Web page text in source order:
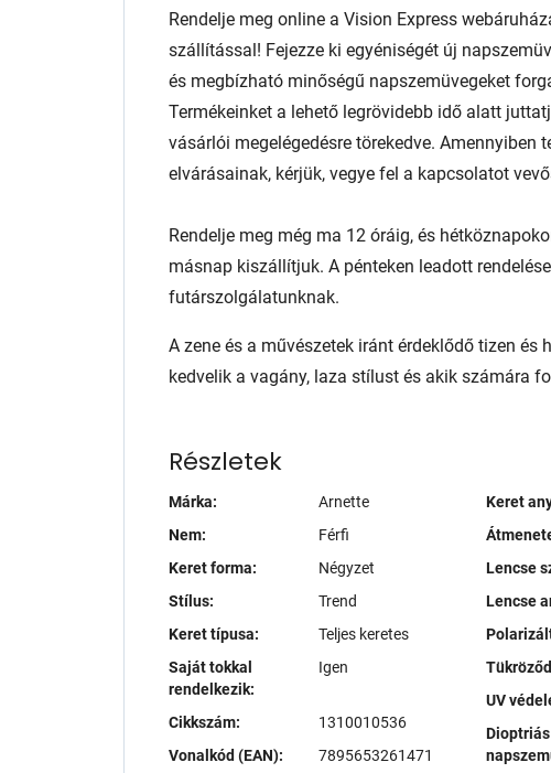
Rendelje meg online a Vision Express
szállítással! Fejezze ki egyéniségét új
és megbízható minőségű napszemüvegeket
Termékeinket a lehető legrövidebb idő alatt
vásárlói megelégedésre törekedve. Amennyiben
elvárásainak, kérjük, vegye fel a kapcsolatot
Rendelje meg még ma 12 óráig, és
másnap kiszállítjuk. A pénteken leadott
futárszolgálatunknak.
A zene és a művészetek iránt érdeklődő tizen és
kedvelik a vagány, laza stílust és akik számára
Részletek
Márka:
Arnette
Nem:
Férfi
Keret forma:
Négyzet
Stílus:
Trend
Keret típusa:
Teljes keretes
Saját tokkal
rendelkezik:
Igen
Cikkszám:
1310010536
Vonalkód (EAN):
7895653261471
Keret
Lencse
Lencse
UV
Dioptriás